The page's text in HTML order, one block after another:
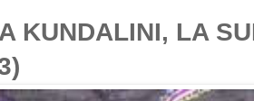
KUNDALINI, LA